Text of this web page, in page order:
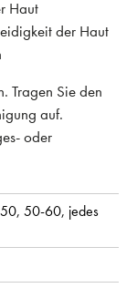
Haut
der Haut
Tragen Sie den
auf.
oder
50-60, jedes